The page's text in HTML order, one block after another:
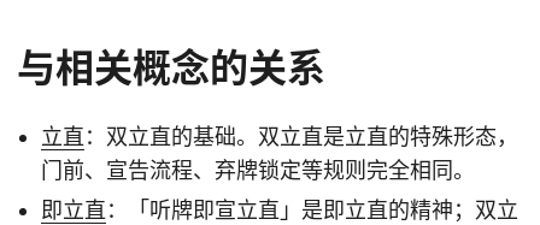
与相关概念的关系
立直：双立直的基础。双立直是立直的特殊形态，
门前、宣告流程、弃牌锁定等规则完全相同。
即立直：「听牌即宣立直」是即立直的精神；双立